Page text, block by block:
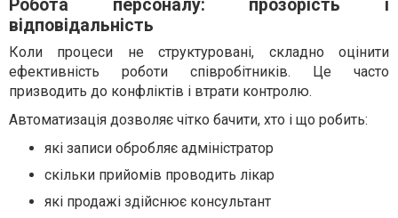
Робота персоналу: прозорість і
відповідальність
Коли процеси не структуровані, складно оцінити
ефективність роботи співробітників. Це часто
призводить до конфліктів і втрати контролю.
Автоматизація дозволяє чітко бачити, хто і що робить:
які записи обробляє адміністратор
скільки прийомів проводить лікар
які продажі здійснює консультант